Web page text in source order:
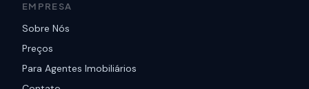
EMPRESA
Sobre Nós
Preços
Para Agentes Imobiliários